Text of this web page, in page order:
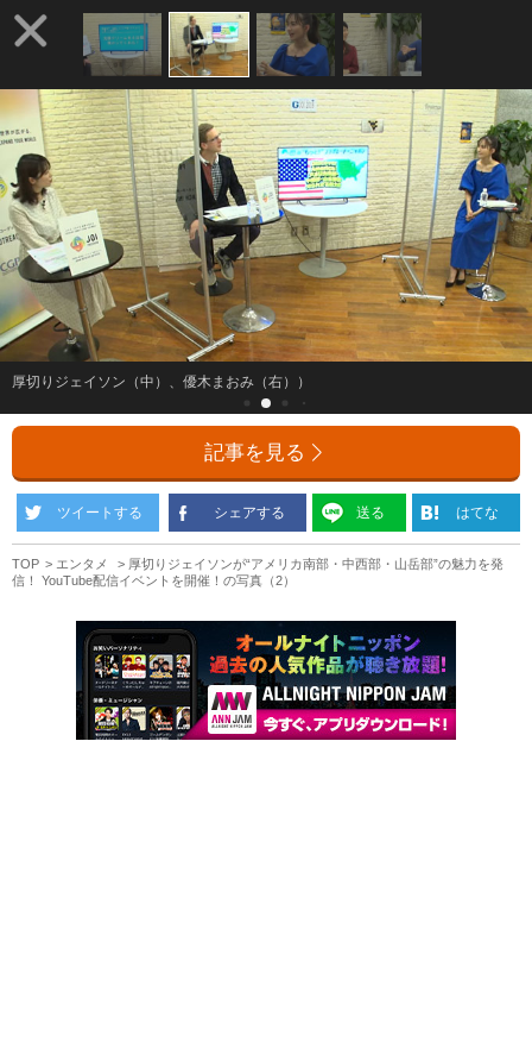
厚切りジェイソン（中）、優木まおみ（右））
記事を見る
ツイートする シェアする 送る はてな
TOP エンタメ
厚切りジェイソンが“アメリカ南部・中西部・山岳部”の魅力を発
信！ YouTube配信イベントを開催！の写真（2）